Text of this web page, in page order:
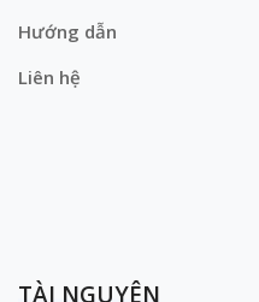
Hướng dẫn
Liên hệ
TÀI NGUYÊN